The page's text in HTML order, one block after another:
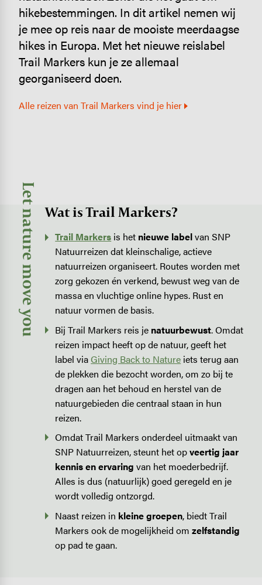
hikebestemmingen. In dit artikel nemen wij
je mee op reis naar de mooiste meerdaagse
hikes in Europa. Met het nieuwe reislabel
Trail Markers kun je ze allemaal
georganiseerd doen.
Alle reizen van Trail Markers vind je hier
Let nature move you Wat is Trail Markers?
Trail Markers is het nieuwe labelvan SNP
Natuurreizen dat kleinschalige, actieve
natuurreizen organiseert. Routes worden met
zorg gekozen én verkend, bewust weg van de
massa en vluchtige online hypes. Rust en
natuur vormen de basis.
Bij Trail Markers reis je natuurbewust. Omdat
reizen impact heeft op de natuur, geeft het
label via Giving Back to Nature iets terug aan
de plekken die bezocht worden, om zo bij te
dragen aan het behoud en herstel van de
natuurgebieden die centraal staan in hun
reizen.
Omdat Trail Markers onderdeel uitmaakt van
SNP Natuurreizen, steunt het opveertig jaar
kennis en ervaringvan het moederbedrijf.
Alles is dus (natuurlijk) goed geregeld en je
wordt volledig ontzorgd.
Naast reizen in kleine groepen, biedt Trail
Markers ook de mogelijkheid omzelfstandig
op pad te gaan.